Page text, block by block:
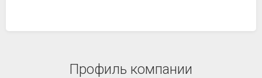
Профиль компании